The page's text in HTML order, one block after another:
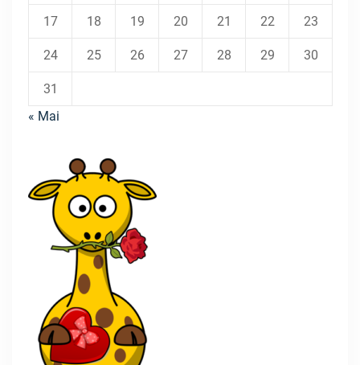
17 18 19 20 21 22 23
24 25 26 27 28 29 30
31
« Mai